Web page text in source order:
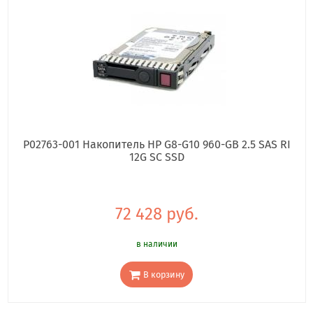
P02763-001 Накопитель HP G8-G10 960-GB 2.5 SAS RI
12G SC SSD
72 428 руб.
в наличии
В корзину